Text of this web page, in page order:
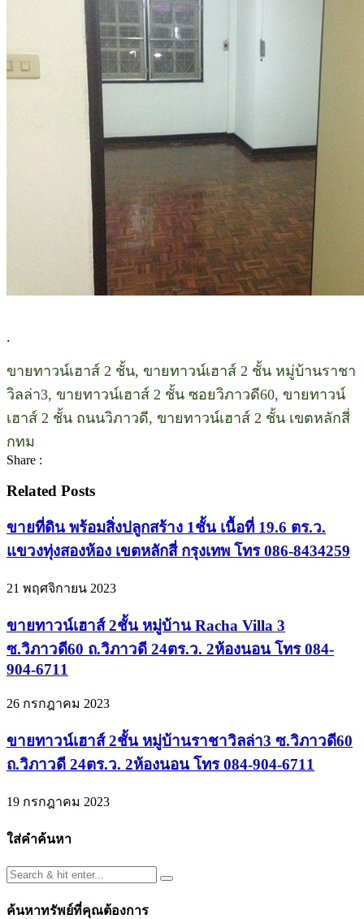
.
ขายทาวน์เฮาส์ 2 ชั้น, ขายทาวน์เฮาส์ 2 ชั้น หมู่บ้านราชา
วิลล่า3, ขายทาวน์เฮาส์ 2 ชั้น ซอยวิภาวดี60, ขายทาวน์
เฮาส์ 2 ชั้น ถนนวิภาวดี, ขายทาวน์เฮาส์ 2 ชั้น เขตหลักสี่
กทม
Share :
Related Posts
ขายที่ดิน พร้อมสิ่งปลูกสร้าง 1ชั้น เนื้อที่ 19.6 ตร.ว.
แขวงทุ่งสองห้อง เขตหลักสี่ กรุงเทพ โทร 086-8434259
21 พฤศจิกายน 2023
ขายทาวน์เฮาส์ 2ชั้น หมู่บ้าน Racha Villa 3
ซ.วิภาวดี60 ถ.วิภาวดี 24ตร.ว. 2ห้องนอน โทร 084-
904-6711
26 กรกฎาคม 2023
ขายทาวน์เฮาส์ 2ชั้น หมู่บ้านราชาวิลล่า3 ซ.วิภาวดี60
ถ.วิภาวดี 24ตร.ว. 2ห้องนอน โทร 084-904-6711
19 กรกฎาคม 2023
ใส่คำค้นหา
ค้นหาทรัพย์ที่คุณต้องการ